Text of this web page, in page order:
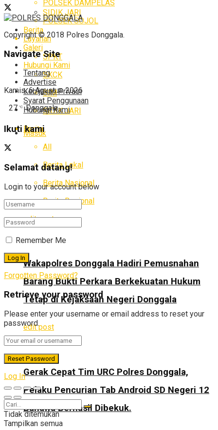
SIDIK JARI
Berita
Galeri
Hubungi Kami
Kamis, 6 Agustus 2026
27 °C Donggala
Masuk
POLSEK DAMPELAS
POLSEK SOJOL
Layanan
SPKT
SKCK
SIM
SIDIK JARI
Berita
All
Berita Lokal
Berita Nasional
Berita Regional
edit post
Wakapolres Donggala Hadiri Pemusnahan
Barang Bukti Perkara Berkekuatan Hukum
Tetap di Kejaksaan Negeri Donggala
edit post
Gerak Cepat Tim URC Polres Donggala,
Pelaku Pencurian Tab Android SD Negeri 12
Banawa Berhasil Dibekuk.
Copyright © 2018 Polres Donggala.
Navigate Site
Tentang
Advertise
Kebijakan Privasi
Syarat Penggunaan
Hubungi Kami
Ikuti kami
Selamat datang!
Login to your account below
Remember Me
Forgotten Password?
Retrieve your password
Please enter your username or email address to reset your
password.
Log In
Tidak ditemukan
Tampilkan semua